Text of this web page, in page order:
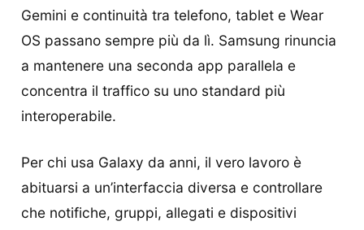
Gemini e continuità tra telefono, tablet e Wear
OS passano sempre più da lì. Samsung rinuncia
a mantenere una seconda app parallela e
concentra il traffico su uno standard più
interoperabile.
Per chi usa Galaxy da anni, il vero lavoro è
abituarsi a un’interfaccia diversa e controllare
che notifiche, gruppi, allegati e dispositivi